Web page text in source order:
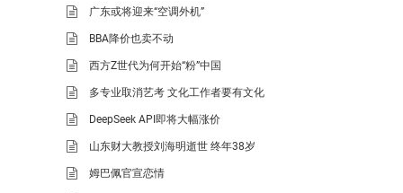
广东或将迎来“空调外机”
BBA降价也卖不动
西方Z世代为何开始“粉”中国
多专业取消艺考 文化工作者要有文化
DeepSeek API即将大幅涨价
山东财大教授刘海明逝世 终年38岁
姆巴佩官宣恋情